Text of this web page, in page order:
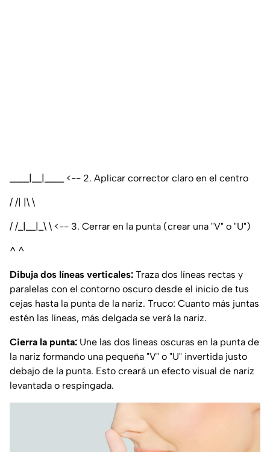
____|__|____ <-- 2. Aplicar corrector claro en el centro
/ /| |\ \
/ /_|__|_\ \ <-- 3. Cerrar en la punta (crear una "V" o "U")
^ ^
Dibuja dos líneas verticales: Traza dos líneas rectas y
paralelas con el contorno oscuro desde el inicio de tus
cejas hasta la punta de la nariz. Truco: Cuanto más juntas
estén las líneas, más delgada se verá la nariz.
Cierra la punta: Une las dos líneas oscuras en la punta de
la nariz formando una pequeña "V" o "U" invertida justo
debajo de la punta. Esto creará un efecto visual de nariz
levantada o respingada.